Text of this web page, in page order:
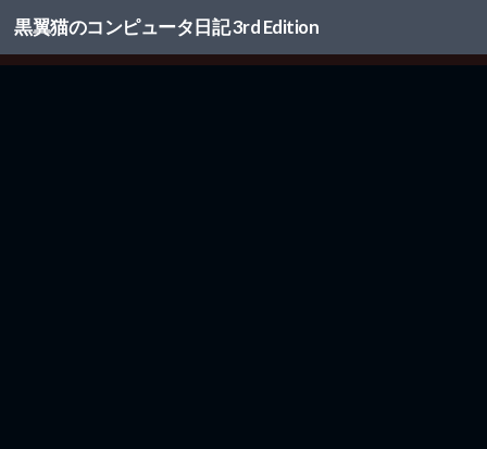
コンテンツへスキップ
黒翼猫のコンピュータ日記 3rd Edition